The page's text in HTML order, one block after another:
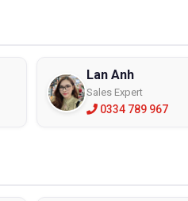
Lan Anh
Sales Expert
0334 789 967